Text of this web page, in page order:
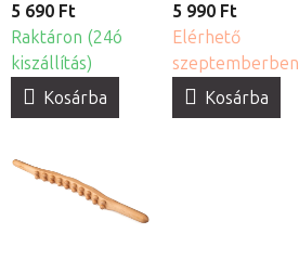
5 690 Ft
Raktáron (24ó
kiszállítás)
Kosárba
5 990 Ft
Elérhető
szeptemberben
Kosárba